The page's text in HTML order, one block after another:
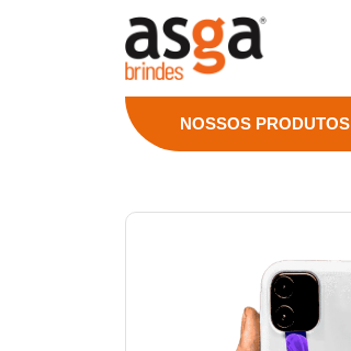
NOSSOS PRODUTOS